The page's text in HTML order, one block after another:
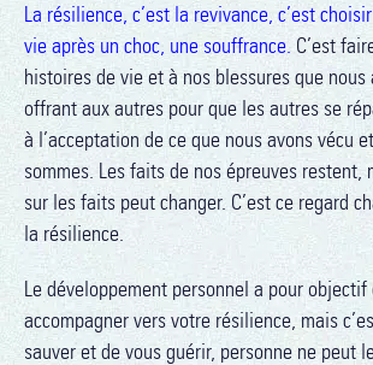
La résilience, c’est la revivance, c’est
vie après un choc, une souffrance. C’est
histoires de vie et à nos blessures que
offrant aux autres pour que les autres se
à l’acceptation de ce que nous avons vécu
sommes. Les faits de nos épreuves restent,
sur les faits peut changer. C’est ce regard
la résilience.
Le développement personnel a pour objectif
accompagner vers votre résilience, mais
sauver et de vous guérir, personne ne peut